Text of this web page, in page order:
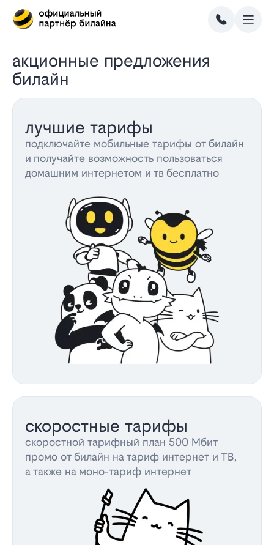
акционные предложения
билайн
лучшие тарифы
подключайте мобильные тарифы от билайн
и получайте возможность пользоваться
домашним интернетом и тв бесплатно
скоростные тарифы
скоростной тарифный план 500 Мбит
промо от билайн на тариф интернет и ТВ,
а также на моно-тариф интернет